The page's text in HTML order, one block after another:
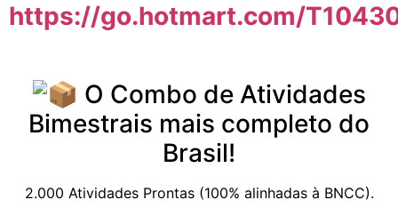
https://go.hotmart.com/
O Combo de Atividades
Bimestrais mais completo do
Brasil!
2.000 Atividades Prontas (100% alinhadas à BNCC).